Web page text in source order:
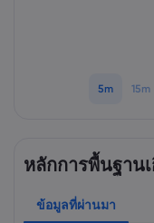
5m 15m
หลักการพื้นฐาน
ข้อมูลที่ผ่านมา